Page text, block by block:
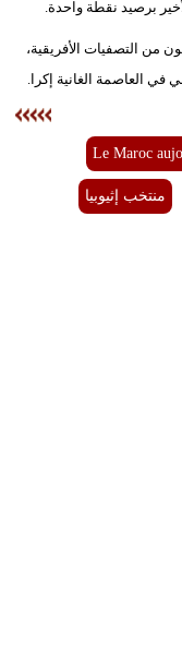
بيئة
مدوَّنات
برصيد نقطة واحدة.
من التصفيات الأفريقية،
Le Maroc
منتخب إثيوبيا